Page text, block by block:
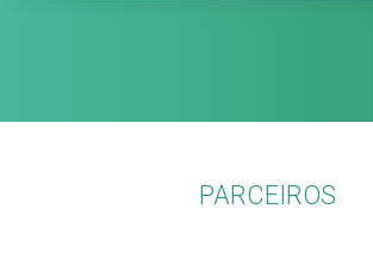
PARCEIROS